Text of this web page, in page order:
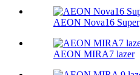
AEON Nova16 Super
AEON MIRA7 lazer